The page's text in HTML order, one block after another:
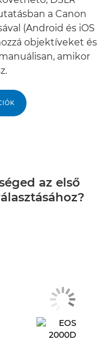
a Canon
(Android és iOS
objektíveket és
amikor
az első